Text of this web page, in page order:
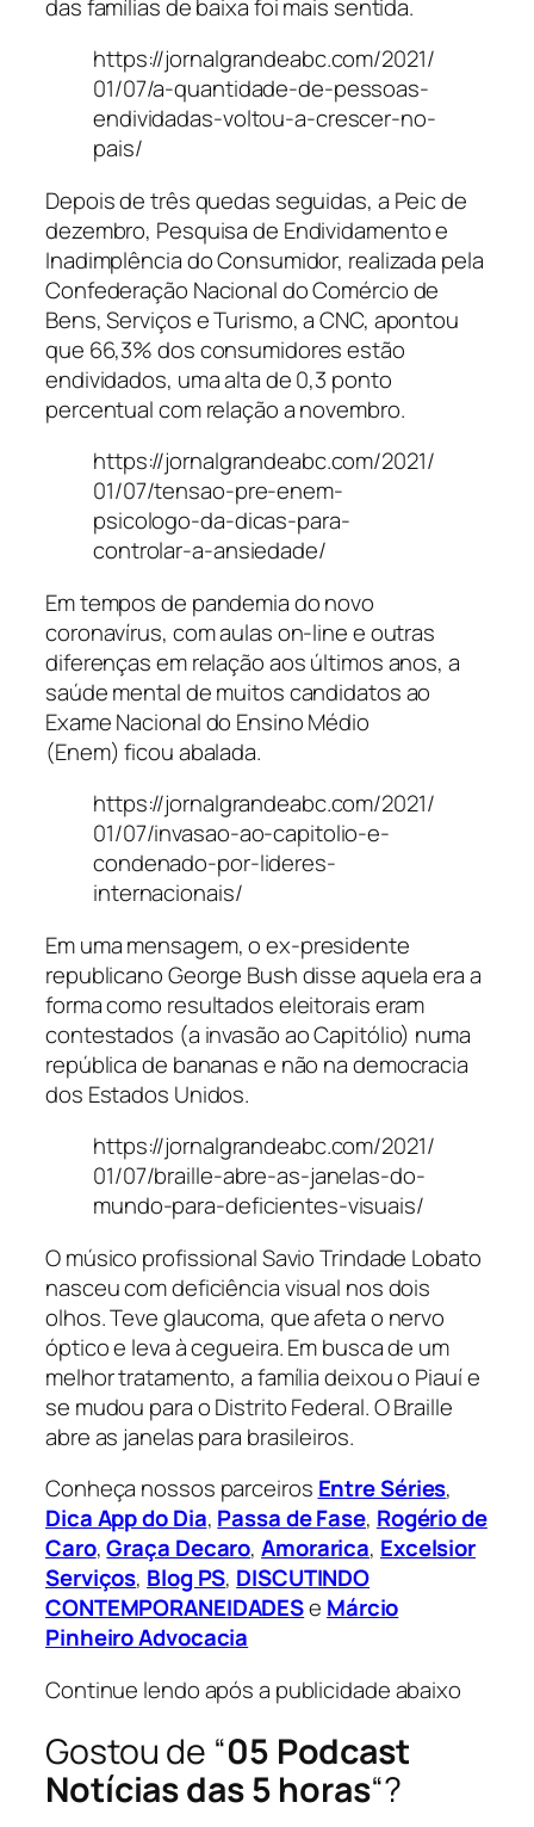
das famílias de baixa foi mais sentida.
https://jornalgrandeabc.com/2021/
01/07/a-quantidade-de-pessoas-
endividadas-voltou-a-crescer-no-
pais/
Depois de três quedas seguidas, a Peic de
dezembro, Pesquisa de Endividamento e
Inadimplência do Consumidor, realizada pela
Confederação Nacional do Comércio de
Bens, Serviços e Turismo, a CNC, apontou
que 66,3% dos consumidores estão
endividados, uma alta de 0,3 ponto
percentual com relação a novembro.
https://jornalgrandeabc.com/2021/
01/07/tensao-pre-enem-
psicologo-da-dicas-para-
controlar-a-ansiedade/
Em tempos de pandemia do novo
coronavírus, com aulas on-line e outras
diferenças em relação aos últimos anos, a
saúde mental de muitos candidatos ao
Exame Nacional do Ensino Médio
(Enem) ficou abalada.
https://jornalgrandeabc.com/2021/
01/07/invasao-ao-capitolio-e-
condenado-por-lideres-
internacionais/
Em uma mensagem, o ex-presidente
republicano George Bush disse aquela era a
forma como resultados eleitorais eram
contestados (a invasão ao Capitólio) numa
república de bananas e não na democracia
dos Estados Unidos.
https://jornalgrandeabc.com/2021/
01/07/braille-abre-as-janelas-do-
mundo-para-deficientes-visuais/
O músico profissional Savio Trindade Lobato
nasceu com deficiência visual nos dois
olhos. Teve glaucoma, que afeta o nervo
óptico e leva à cegueira. Em busca de um
melhor tratamento, a família deixou o Piauí e
se mudou para o Distrito Federal. O Braille
abre as janelas para brasileiros.
Conheça nossos parceiros Entre Séries,
Dica App do Dia, Passa de Fase, Rogério de
Caro,Graça Decaro,Amorarica, Excelsior
Serviços, Blog PS, DISCUTINDO
CONTEMPORANEIDADESe Márcio
Pinheiro Advocacia
Continue lendo após a publicidade abaixo
Gostou de “05 Podcast
Notícias das 5 horas“?